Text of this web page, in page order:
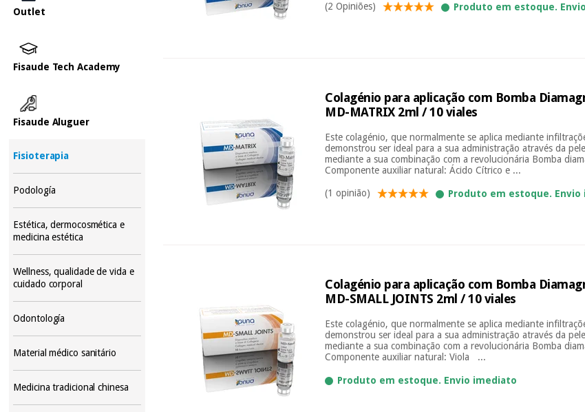
Outlet
Fisaude Tech Academy
Fisaude Aluguer
Fisioterapia
Podología
Estética, dermocosmética e
medicina estética
Wellness, qualidade de vida e
cuidado corporal
Odontología
Material médico sanitário
Medicina tradicional chinesa
(2 Opiniões)
Produto em estoque.
Colagénio para aplicação com Bomba
MD-MATRIX 2ml / 10 viales
Este colagénio, que normalmente se aplica mediante
demonstrou ser ideal para a sua administração através da
mediante a sua combinação com a revolucionária Bomba
Componente auxiliar natural: Ácido Cítrico e ...
(1 opinião)
Produto em estoque. Envio
Colagénio para aplicação com Bomba
MD-SMALL JOINTS 2ml / 10 viales
Este colagénio, que normalmente se aplica mediante
demonstrou ser ideal para a sua administração através da
mediante a sua combinação com a revolucionária Bomba
Componente auxiliar natural: Viola ...
Produto em estoque. Envio imediato